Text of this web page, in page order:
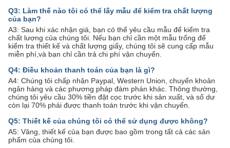
Q3: Làm thế nào tôi có thể lấy mẫu để kiểm tra chất lượng
của bạn?
A3: Sau khi xác nhận giá, bạn có thể yêu cầu mẫu để kiểm tra
chất lượng của chúng tôi. Nếu bạn chỉ cần một mẫu trống để
kiểm tra thiết kế và chất lượng giấy, chúng tôi sẽ cung cấp mẫu
miễn phí,và bạn chỉ cần trả chi phí vận chuyển.
Q4: Điều khoản thanh toán của bạn là gì?
A4: Chúng tôi chấp nhận Paypal, Western Union, chuyển khoản
ngân hàng và các phương pháp đàm phán khác. Thông thường,
chúng tôi yêu cầu 30% tiền đặt cọc trước khi sản xuất, và số dư
còn lại 70% phải được thanh toán trước khi vận chuyển.
Q5: Thiết kế của chúng tôi có thể sử dụng được không?
A5: Vâng, thiết kế của bạn được bao gồm trong tất cả các sản
phẩm của chúng tôi.